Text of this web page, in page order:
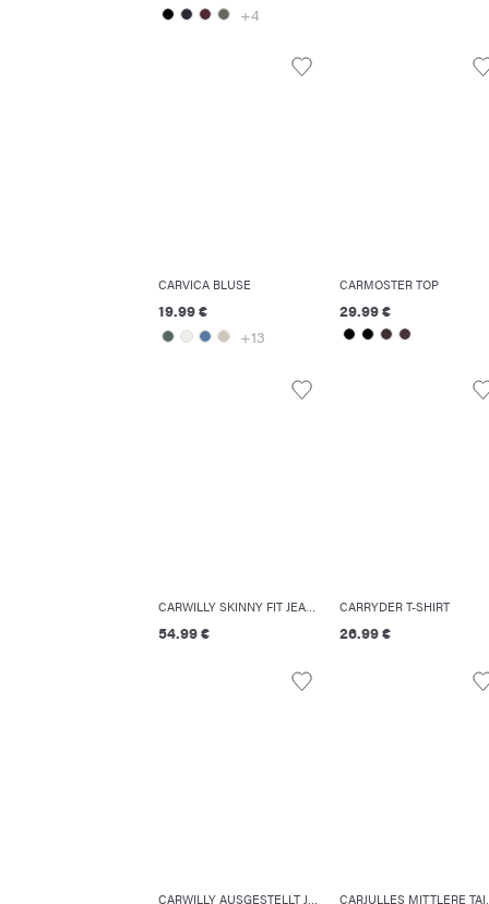
+4
CARVICA BLUSE
19.99 €
+13
CARMOSTER TOP
29.99 €
CARWILLY SKINNY FIT JEANS
54.99 €
CARRYDER T-SHIRT
26.99 €